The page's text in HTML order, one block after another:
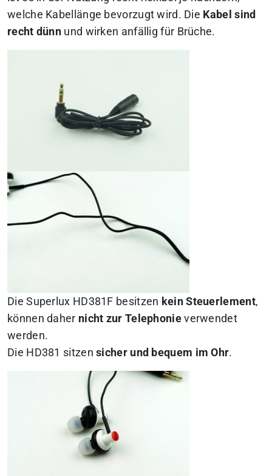
welche Kabellänge bevorzugt wird. Die Kabel sind
recht dünn und wirken anfällig für Brüche.
Die Superlux HD381F besitzen kein Steuerlement,
können daher nicht zur Telephonieverwendet
werden.
Die HD381 sitzensicher und bequem im Ohr.